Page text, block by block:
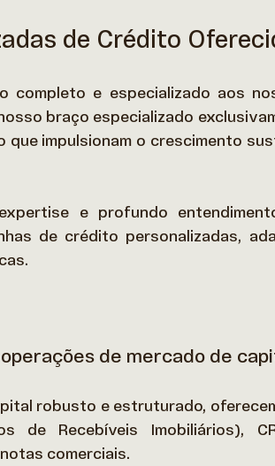
de Crédito
completo e especializado aos
braço especializado
impulsionam o crescimento
e profundo
de crédito personalizadas,
de mercado de
robusto e estruturado,
de Recebíveis Imobiliários),
comerciais.